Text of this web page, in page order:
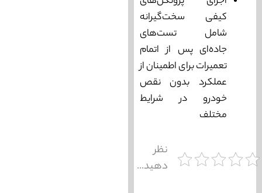
کیفی سخت‌گیرانه
شامل تست‌های
جاده‌ای پس از اتمام
تعمیرات برای اطمینان از
عملکرد بدون نقص
خودرو در شرایط
مختلف
نظر
دهید...